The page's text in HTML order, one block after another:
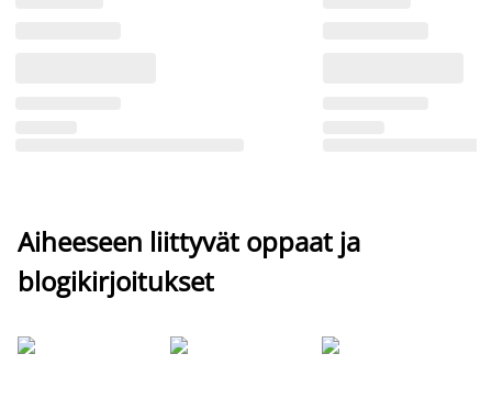
Aiheeseen liittyvät oppaat ja
blogikirjoitukset